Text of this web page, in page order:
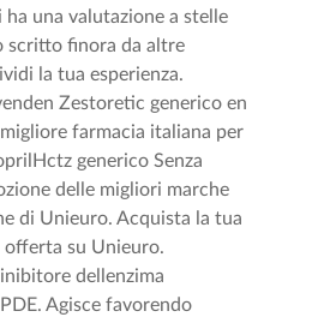
una valutazione a stelle
scritto finora da altre
la tua esperienza.
Zestoretic generico en
farmacia italiana per
generico Senza
delle migliori marche
di Unieuro. Acquista la tua
offerta su Unieuro.
inibitore dellenzima
Agisce favorendo